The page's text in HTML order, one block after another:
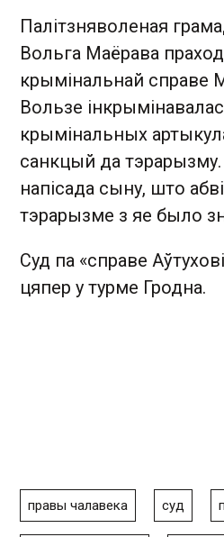
Палітзняволеная
Вольга Маёрава
крымінальнай справе
Вользе
крымінальных
санкцый да
напісада сыну, што
тэрарызме з яе было
Суд па «справе
цяпер у турме Гродна.
правы чалавека суд